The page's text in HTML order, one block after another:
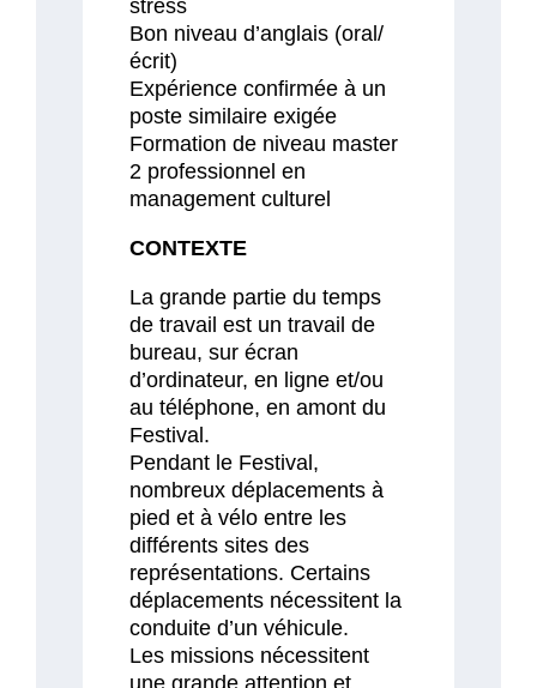
stress
Bon niveau d’anglais (oral/
écrit)
Expérience confirmée à un
poste similaire exigée
Formation de niveau master
2 professionnel en
management culturel
CONTEXTE
La grande partie du temps
de travail est un travail de
bureau, sur écran
d’ordinateur, en ligne et/ou
au téléphone, en amont du
Festival.
Pendant le Festival,
nombreux déplacements à
pied et à vélo entre les
différents sites des
représentations. Certains
déplacements nécessitent la
conduite d’un véhicule.
Les missions nécessitent